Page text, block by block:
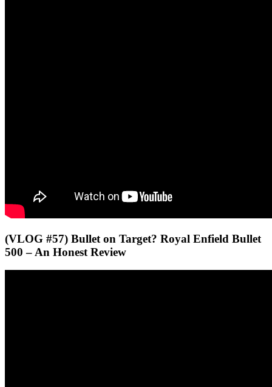
(VLOG #57) Bullet on Target? Royal Enfield Bullet
500 – An Honest Review